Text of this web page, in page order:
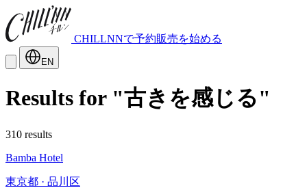
CHILLNNで予約販売を始める
EN
Results for "古きを感じる"
310 results
Bamba Hotel
東京都 · 品川区